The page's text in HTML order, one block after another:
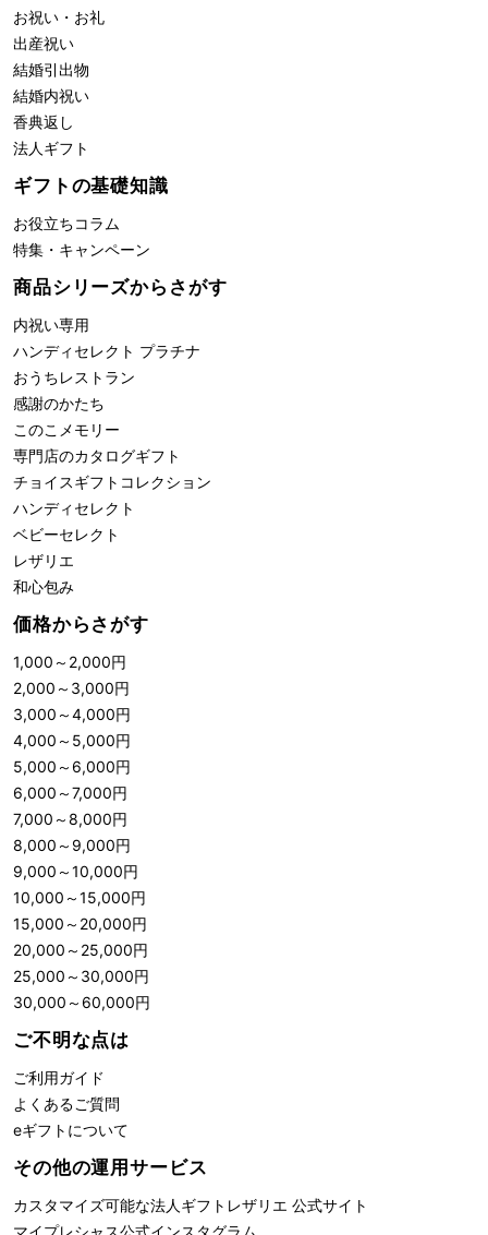
お祝い・お礼
出産祝い
結婚引出物
結婚内祝い
香典返し
法人ギフト
ギフトの基礎知識
お役立ちコラム
特集・キャンペーン
商品シリーズからさがす
内祝い専用
ハンディセレクト プラチナ
おうちレストラン
感謝のかたち
このこメモリー
専門店のカタログギフト
チョイスギフトコレクション
ハンディセレクト
ベビーセレクト
レザリエ
和心包み
価格からさがす
1,000 ～ 2,000円
2,000 ～ 3,000円
3,000 ～4,000円
4,000 ～ 5,000円
5,000 ～ 6,000円
6,000 ～7,000円
7,000 ～8,000円
8,000 ～ 9,000円
9,000 ～10,000円
10,000 ～15,000円
15,000 ～ 20,000円
20,000 ～ 25,000円
25,000 ～ 30,000円
30,000 ～ 60,000円
ご不明な点は
ご利用ガイド
よくあるご質問
eギフトについて
その他の運用サービス
カスタマイズ可能な法人ギフト レザリエ 公式サイト
マイプレシャス公式インスタグラム